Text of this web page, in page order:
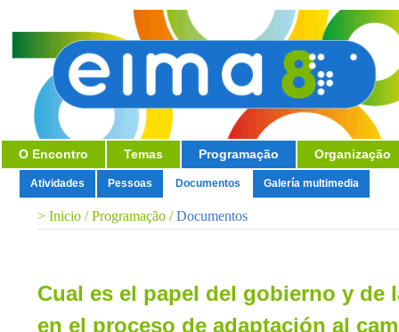
O Encontro Temas Programação Organização
Atividades Pessoas Documentos Galería multimedia
> Inicio /Programação / Documentos
Cual es el papel del gobierno y de
en el proceso de adaptación al